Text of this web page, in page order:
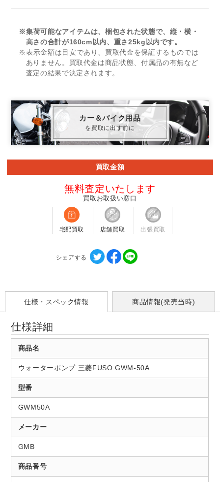
※集荷可能なアイテムは、梱包された状態で、縦・横・
高さの合計が160cm以内、重さ25kg以内です。
※表示金額は目安であり、買取代金を保証するものでは
ありません。買取代金は商品状態、付属品の有無など
査定の結果で決定されます。
カー＆バイク用品
を買取に出す前に
買取金額
無料査定いたします
買取お取扱い窓口
宅配買取 店舗買取 出張買取
シェアする
仕様・スペック情報 商品情報(発売当時)
仕様詳細
商品名
ウォーターポンプ 三菱FUSO GWM-50A
型番
GWM50A
メーカー
GMB
商品番号